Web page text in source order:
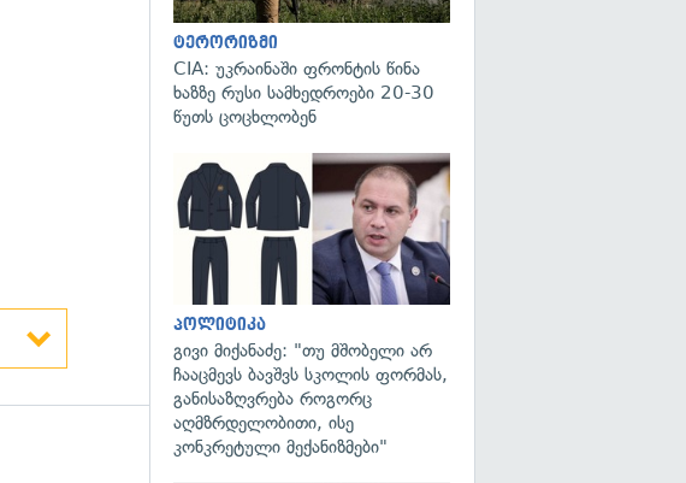
ტერორიზმი
CIA: უკრაინაში ფრონტის წინა
ხაზზე რუსი სამხედროები 20-30
წუთს ცოცხლობენ
პოლიტიკა
გივი მიქანაძე: "თუ მშობელი არ
ჩააცმევს ბავშვს სკოლის ფორმას,
განისაზღვრება როგორც
აღმზრდელობითი, ისე
კონკრეტული მექანიზმები"